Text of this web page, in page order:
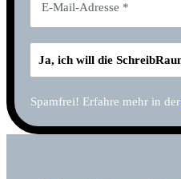
Spamfrei! Erfahre mehr in der